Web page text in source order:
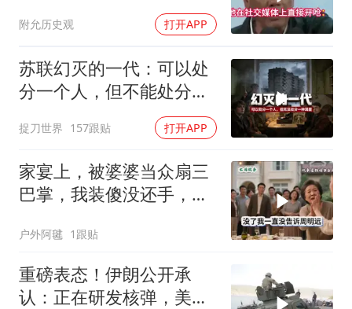
附允历史观 打开APP
苏联幻灭的一代：可以处
分一个人，但不能处分一
捉刀世界 157跟贴 打开APP
家宴上，被婆婆当众扇三
巴掌，我装傻没还手，悄
夫全家10人被新户主请出
家门
户外阿毽 1跟贴
重磅表态！伊朗公开承
认：正在研发核弹，美以